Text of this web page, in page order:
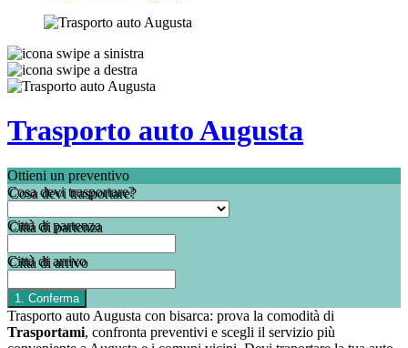
Trasporto auto Augusta
Ottieni un preventivo
Cosa devi trasportare?
Città di partenza
Città di arrivo
Trasporto auto Augusta con bisarca: prova la comodità di
Trasportami, confronta preventivi e scegli il servizio più